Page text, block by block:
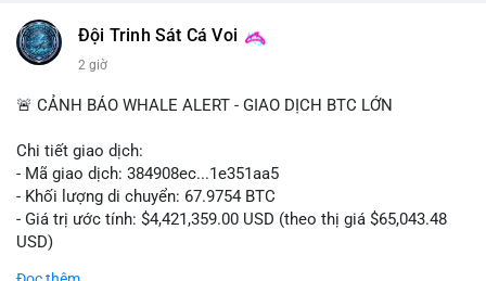
📰 Nguồn: Cointelegraph
Đội Trinh Sát Cá Voi
2 giờ
🚨 CẢNH BÁO WHALE ALERT - GIAO DỊCH BTC LỚN
Chi tiết giao dịch:
- Mã giao dịch: 384908ec...1e351aa5
- Khối lượng di chuyển: 67.9754 BTC
- Giá trị ước tính: $4,421,359.00 USD (theo thị giá $65,043.48
USD)